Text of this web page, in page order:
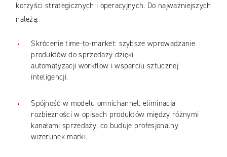
korzyści strategicznych i operacyjnych. Do najważniejszych
należą:
Skrócenie time-to-market: szybsze wprowadzanie
produktów do sprzedaży dzięki
automatyzacji workflow i wsparciu sztucznej
inteligencji.
Spójność w modelu omnichannel: eliminacja
rozbieżności w opisach produktów między różnymi
kanałami sprzedaży, co buduje profesjonalny
wizerunek marki.